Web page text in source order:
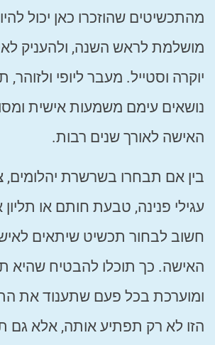
מהתכשיטים שהוזכרו כאן יכול
מושלמת לראש השנה, ולהעניק
יוקרה וסטייל. מעבר ליופי ולזוהר,
נושאים עימם משמעות אישית
האישה לאורך שנים רבות.
בין אם תבחרו בשרשרת יהלומים,
עגילי פנינה, טבעת חותם או תליון
חשוב לבחור תכשיט שיתאים
האישה. כך תוכלו להבטיח שהיא
ומוערכת בכל פעם שתענוד את
הזו לא רק תפתיע אותה, אלא גם